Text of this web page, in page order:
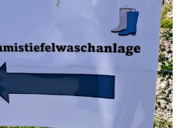
wird jetzt berichtet, dass der neue Grok
zu kontroversen Themen auf dem
erst einmal Elons eigene Sicht der
und entscheidend relevant
Das ist lächerlich und gefährlich
Information fehlt noch, Grok soll
amerikanischen Behörden mitarbeiten,